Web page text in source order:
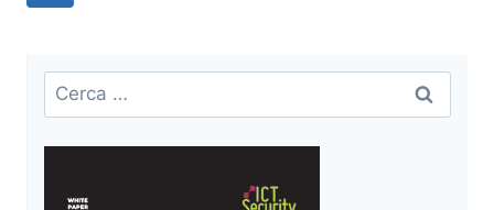
Ricerca
per: